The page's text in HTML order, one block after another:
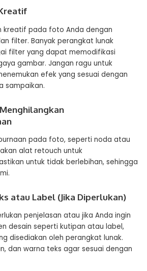
kreatif pada foto Anda dengan
filter. Banyak perangkat lunak
filter yang dapat memodifikasi
gambar. Jangan ragu untuk
efek yang sesuai dengan
sampaikan.
pada foto, seperti noda atau
alat retouch untuk
untuk tidak berlebihan, sehingga
atau Label (Jika Diperlukan)
penjelasan atau jika Anda ingin
desain seperti kutipan atau label,
disediakan oleh perangkat lunak.
dan warna teks agar sesuai dengan